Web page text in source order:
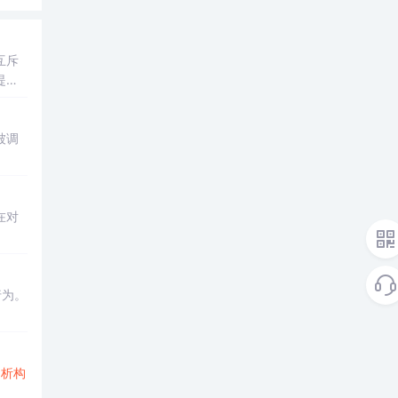
斥
出
调
对
。
析构